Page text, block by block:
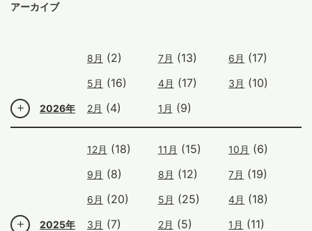
アーカイブ
2026年
8月 (2) 7月 (13) 6月 (17)
5月 (16) 4月 (17) 3月 (10)
2月 (4) 1月 (9)
2025年
12月 (18) 11月 (15) 10月 (6)
9月 (8) 8月 (12) 7月 (19)
6月 (20) 5月 (25) 4月 (18)
3月 (7) 2月 (5) 1月 (11)